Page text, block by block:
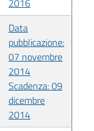
2016
Data
pubblicazione:
07 novembre
2014
Scadenza: 09
dicembre
2014